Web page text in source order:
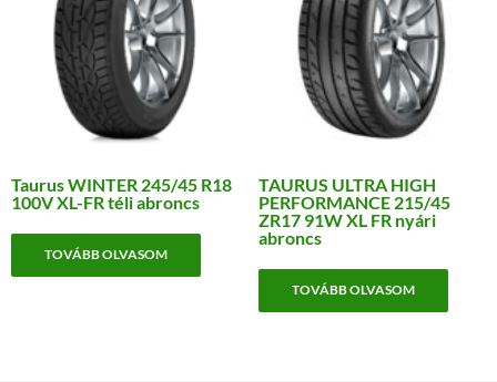
Taurus WINTER 245/45 R18
100V XL-FR téli abroncs
TOVÁBB OLVASOM
TAURUS ULTRA HIGH
PERFORMANCE 215/45
ZR17 91W XL FR nyári
abroncs
TOVÁBB OLVASOM